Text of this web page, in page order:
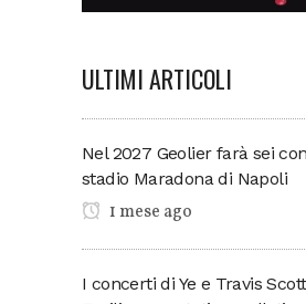
ULTIMI ARTICOLI
Nel 2027 Geolier farà sei
stadio Maradona di Napoli
1 mese ago
I concerti di Ye e Travis